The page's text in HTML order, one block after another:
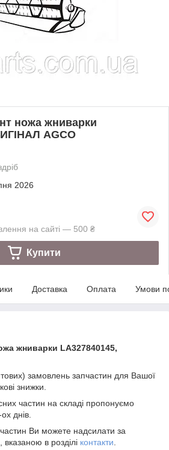
ножа жниварки
AGCO
2026
на сайті — 500 ₴
Купити
Доставка Оплата Умови
жниварки LA327840145,
замовлень запчастин для Вашої
знижки.
частин на складі пропонуємо
днів.
Ви можете надсилати за
в розділі контакти